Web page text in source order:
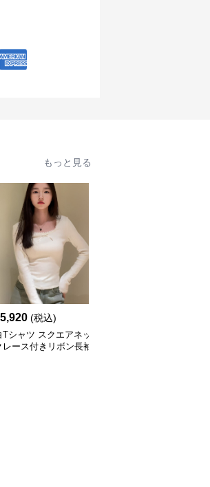
もっと見る
5,920 (税込)
Tシャツ スクエアネッ
レース付きリボン長袖